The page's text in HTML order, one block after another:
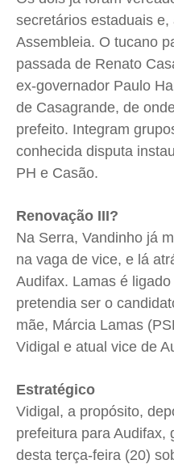
secretários estaduais e,
Assembleia. O tucano
passada de Renato
ex-governador Paulo
de Casagrande, de
prefeito. Integram
conhecida disputa
PH e Casão.
Renovação III?
Na Serra, Vandinho já
na vaga de vice, e lá
Audifax. Lamas é
pretendia ser o
mãe, Márcia Lamas
Vidigal e atual vice de
Estratégico
Vidigal, a propósito,
prefeitura para Audifax,
desta terça-feira (20)